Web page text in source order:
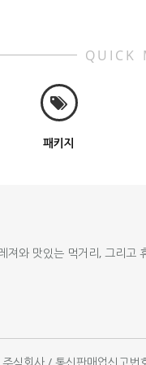
QUICK
패키지
와 맛있는 먹거리, 그리고